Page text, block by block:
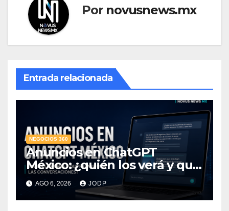
Por novusnews.mx
Entrada relacionada
NEGOCIOS 360
Anuncios en ChatGPT
México: ¿quién los verá y qué
pasará con las
conversaciones?
AGO 6, 2026 JODP